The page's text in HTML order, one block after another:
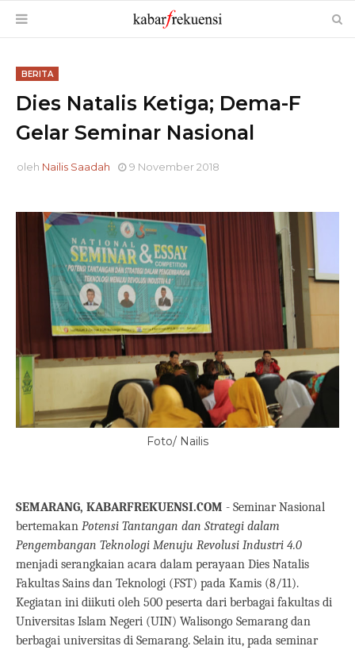
BERITA
Dies Natalis Ketiga; Dema-F
Gelar Seminar Nasional
oleh Nailis Saadah 9 November 2018
Foto/ Nailis
SEMARANG, KABARFREKUENSI.COM - Seminar Nasional
bertemakan Potensi Tantangan dan Strategi dalam
Pengembangan Teknologi Menuju Revolusi Industri 4.0
menjadi serangkaian acara dalam perayaan Dies Natalis
Fakultas Sains dan Teknologi (FST) pada Kamis (8/11).
Kegiatan ini diikuti oleh 500 peserta dari berbagai fakultas di
Universitas Islam Negeri (UIN) Walisongo Semarang dan
berbagai universitas di Semarang. Selain itu, pada seminar